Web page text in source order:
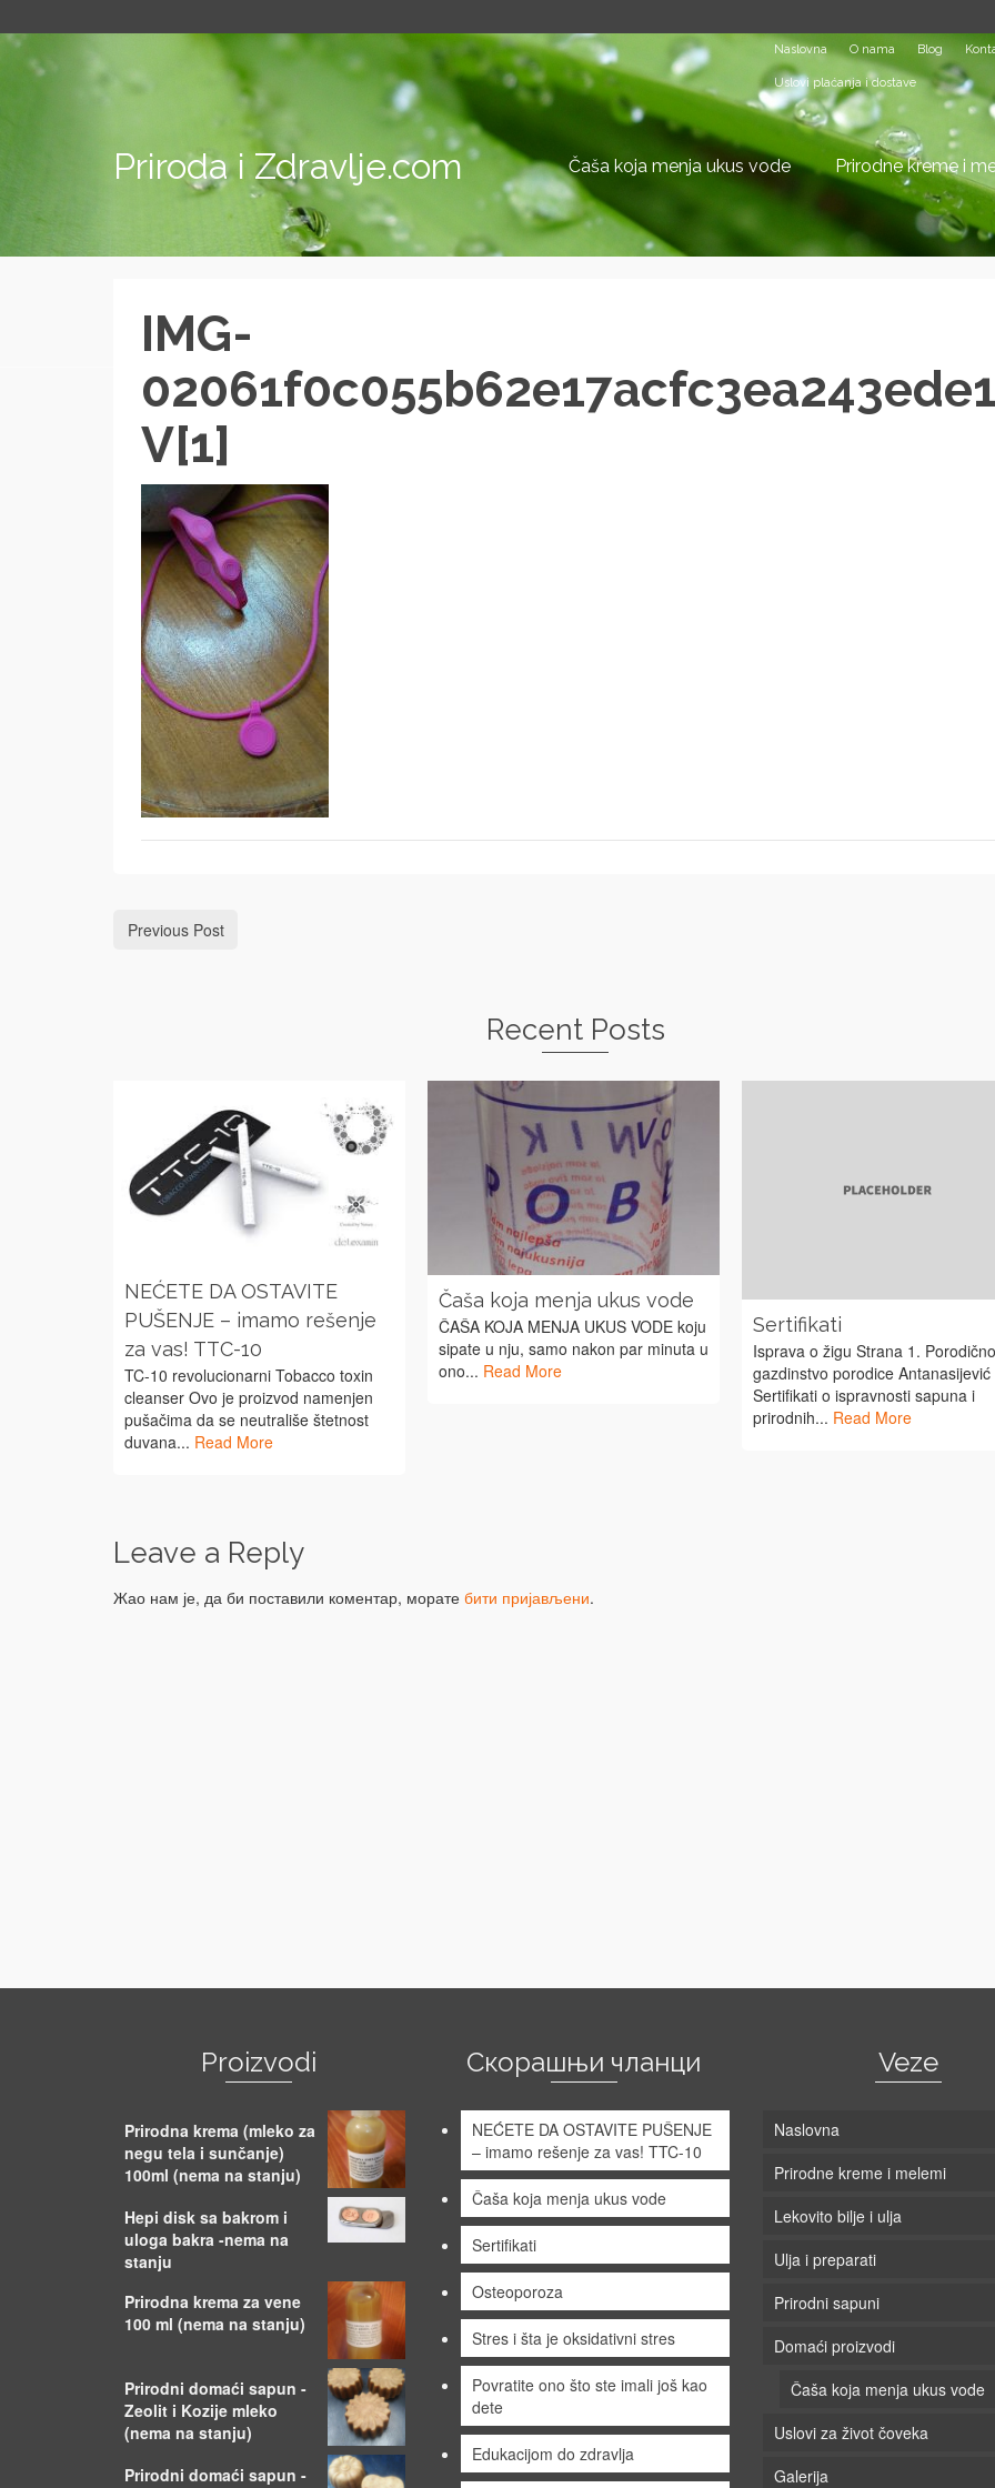
Naslovna O nama Blog
Uslovi plaćanja i dostave
Priroda i Zdravlje.com Čaša koja menja ukus vode Prirodne kreme i
IMG-
V[1]
Previous Post
Recent Posts
NEĆETE DA OSTAVITE
PUŠENJE – imamo rešenje
za vas! TTC-10
TC-10 revolucionarni Tobacco toxin
cleanser Ovo je proizvod namenjen
pušačima da se neutrališe štetnost
duvana... Read More
Čaša koja menja ukus vode
ČAŠA KOJA MENJA UKUS VODE koju
sipate u nju, samo nakon par minuta u
ono... Read More
Sertifikati
Isprava o žigu Strana 1. Porodično
gazdinstvo porodice Antanasijević
Sertifikati o ispravnosti sapuna i
prirodnih... Read More
Leave a Reply
Жао нам је, да би поставили коментар, морате бити пријављени.
Proizvodi
Prirodna krema (mleko za
negu tela i sunčanje)
100ml (nema na stanju)
Hepi disk sa bakrom i
uloga bakra -nema na
stanju
Prirodna krema za vene
100 ml (nema na stanju)
Prirodni domaći sapun -
Zeolit i Kozije mleko
(nema na stanju)
Prirodni domaći sapun -
Скорашњи чланци
NEĆETE DA OSTAVITE PUŠENJE
– imamo rešenje za vas! TTC-10
Čaša koja menja ukus vode
Sertifikati
Osteoporoza
Stres i šta je oksidativni stres
Povratite ono što ste imali još kao
dete
Edukacijom do zdravlja
Veze
Naslovna
Prirodne kreme i melemi
Lekovito bilje i ulja
Ulja i preparati
Prirodni sapuni
Domaći proizvodi
Čaša koja menja ukus vode
Uslovi za život čoveka
Galerija